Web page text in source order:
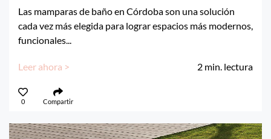
Las mamparas de baño en Córdoba son una solución
cada vez más elegida para lograr espacios más modernos,
funcionales...
Leer ahora > 2 min. lectura
0 Compartir